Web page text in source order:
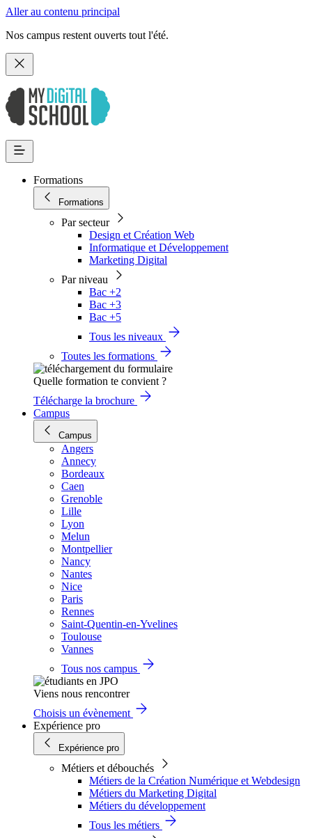
Aller au contenu principal
Nos campus restent ouverts tout l'été.
Formations
Formations
Par secteur
Design et Création Web
Informatique et Développement
Marketing Digital
Par niveau
Bac +2
Bac +3
Bac +5
Tous les niveaux
Toutes les formations
Quelle formation te convient ?
Télécharge la brochure
Campus
Campus
Angers
Annecy
Bordeaux
Caen
Grenoble
Lille
Lyon
Melun
Montpellier
Nancy
Nantes
Nice
Paris
Rennes
Saint-Quentin-en-Yvelines
Toulouse
Vannes
Tous nos campus
Viens nous rencontrer
Choisis un évènement
Expérience pro
Expérience pro
Métiers et débouchés
Métiers de la Création Numérique et Webdesign
Métiers du Marketing Digital
Métiers du développement
Tous les métiers